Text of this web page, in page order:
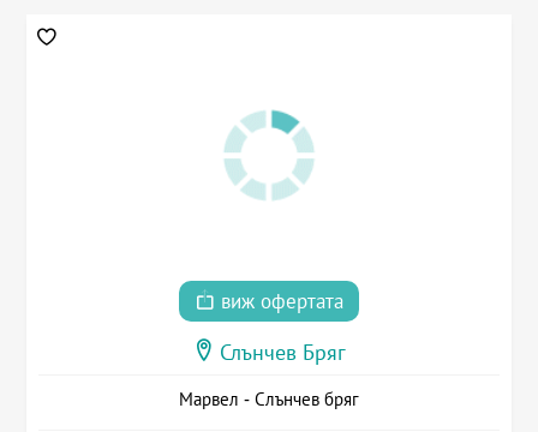
виж офертата
Слънчев Бряг
Марвел - Слънчев бряг